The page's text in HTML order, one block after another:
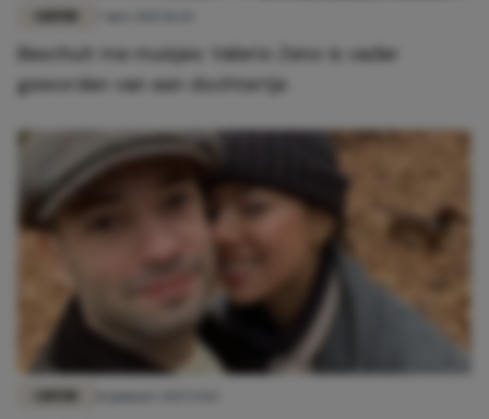
Beschuit me muisjes: Valerio Zeno is vader
geworden van een dochtertje